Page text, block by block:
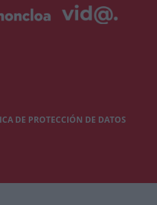
DE PROTECCIÓN DE DATOS